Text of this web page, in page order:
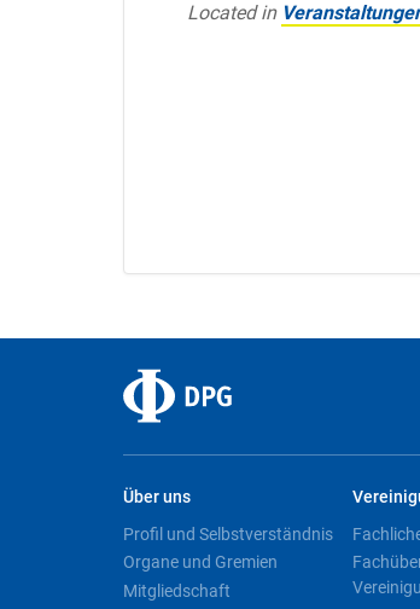
Located in
Über uns
Profil und Selbstverständnis
Organe und Gremien
Mitgliedschaft